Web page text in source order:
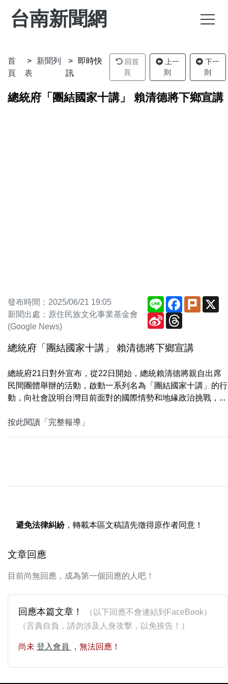
台南新聞網
首
頁
新聞列
表
即時快
訊
回首
頁
上一
則
下一
則
總統府「團結國家十講」 賴清德將下鄉宣講
發布時間：2025/06/21 19:05
新聞出處：原住民族文化事業基金會
(Google News)
Line Facebook
PlurkX
Sina
Weibo
Threads
總統府「團結國家十講」 賴清德將下鄉宣講
總統府21日對外宣布，從22日開始，總統賴清德將親自出席
民間團體舉辦的活動，啟動一系列名為「團結國家十講」的行
動，向社會說明台灣目前面對的國際情勢和地緣政治挑戰，...
按此閱讀「完整報導」
避免法律糾紛，轉載本區文稿請先徵得原作者同意！
文章回應
目前尚無回應，成為第一個回應的人吧！
回應本篇文章！
（以下回應不會連結到FaceBook）
（言責自負，請勿涉及人身攻擊，以免挨告！）
尚未 登入會員 ，無法回應！